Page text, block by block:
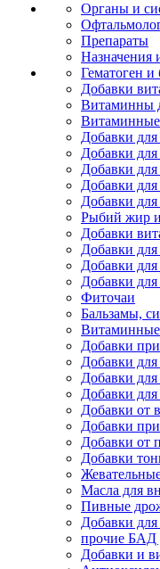
Органы и
Препараты
Назначения
Гематоген и
Добавки
Витаминны
Витаминные
Добавки
Добавки для
Добавки для
Добавки
Добавки
Рыбий жир
Добавки
Добавки
Добавки
Добавки для
Фиточаи
Бальзамы,
Добавки
Добавки
Добавки
Добавки
Добавки от
Добавки
Добавки от
Добавки
Масла для
Пивные
Добавки
прочие БАД
Добавки и